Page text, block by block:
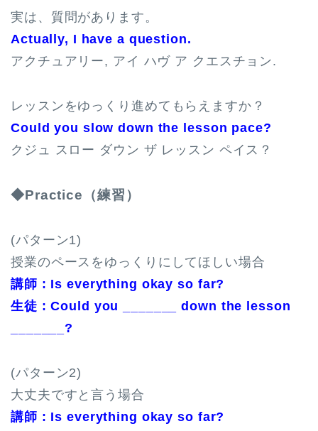
実は、質問があります。
Actually, I have a question.
アクチュアリー, アイ ハヴ ア クエスチョン.
レッスンをゆっくり進めてもらえますか？
Could you slow down the lesson pace?
クジュ スロー ダウン ザ レッスン ペイス？
◆Practice（練習）
(パターン1)
授業のペースをゆっくりにしてほしい場合
講師 : Is everything okay so far?
生徒 : Could you _______ down the lesson
_______?
(パターン2)
大丈夫ですと言う場合
講師 : Is everything okay so far?